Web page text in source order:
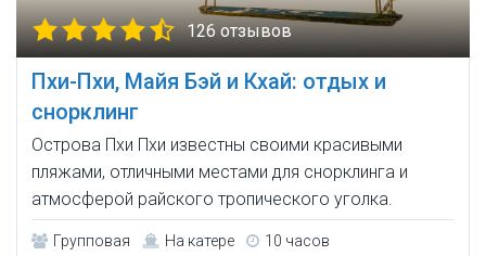
126 отзывов
Пхи-Пхи, Майя Бэй и Кхай: отдых и
снорклинг
Острова Пхи Пхи известны своими красивыми
пляжами, отличными местами для снорклинга и
атмосферой райского тропического уголка.
Групповая На катере 10 часов